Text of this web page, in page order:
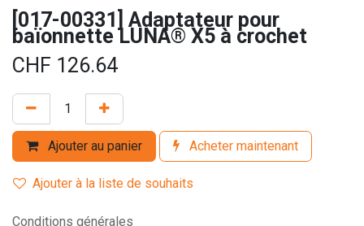
[017-00331] Adaptateur pour
baïonnette LUNA® X5 à crochet
CHF 126.64
Ajouter au panier Acheter maintenant
Ajouter à la liste de souhaits
Conditions générales